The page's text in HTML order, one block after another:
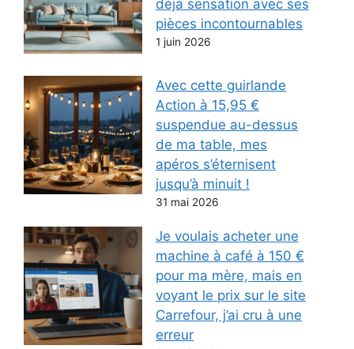
déjà sensation avec ses
pièces incontournables
1 juin 2026
Avec cette guirlande
Action à 15,95 €
suspendue au-dessus
de ma table, mes
apéros s’éternisent
jusqu’à minuit !
31 mai 2026
Je voulais acheter une
machine à café à 150 €
pour ma mère, mais en
voyant le prix sur le site
Carrefour, j’ai cru à une
erreur